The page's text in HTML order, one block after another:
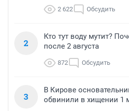
2 622 Обсудить
2
Кто тут воду мутит?
после 2 августа
872 Обсудить
3
В Кирове
обвинили в хищении 1